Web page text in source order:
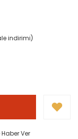
indirimi)
Ver